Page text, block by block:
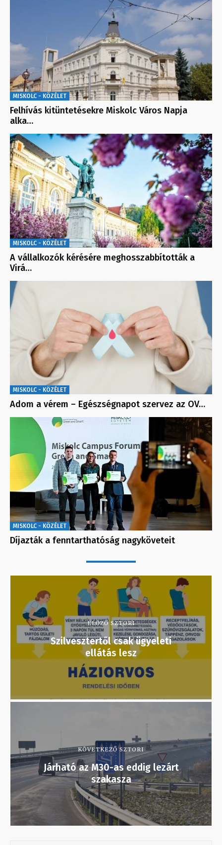
MISKOLC - KÖZÉLET
Felhívás kitüntetésekre Miskolc Város Napja
alka…
MISKOLC - KÖZÉLET
A vállalkozók kérésére meghosszabbították a
Virá…
MISKOLC - KÖZÉLET
Adom a vérem – Egészségnapot szervez az OV…
MISKOLC - KÖZÉLET
Díjazták a fenntarthatóság nagyköveteit
ELŐZŐ SZTORI
Szilvesztertől csak ügyeleti
ellátás lesz
KÖVETKEZŐ SZTORI
Járható az M30-as eddig lezárt
szakasza